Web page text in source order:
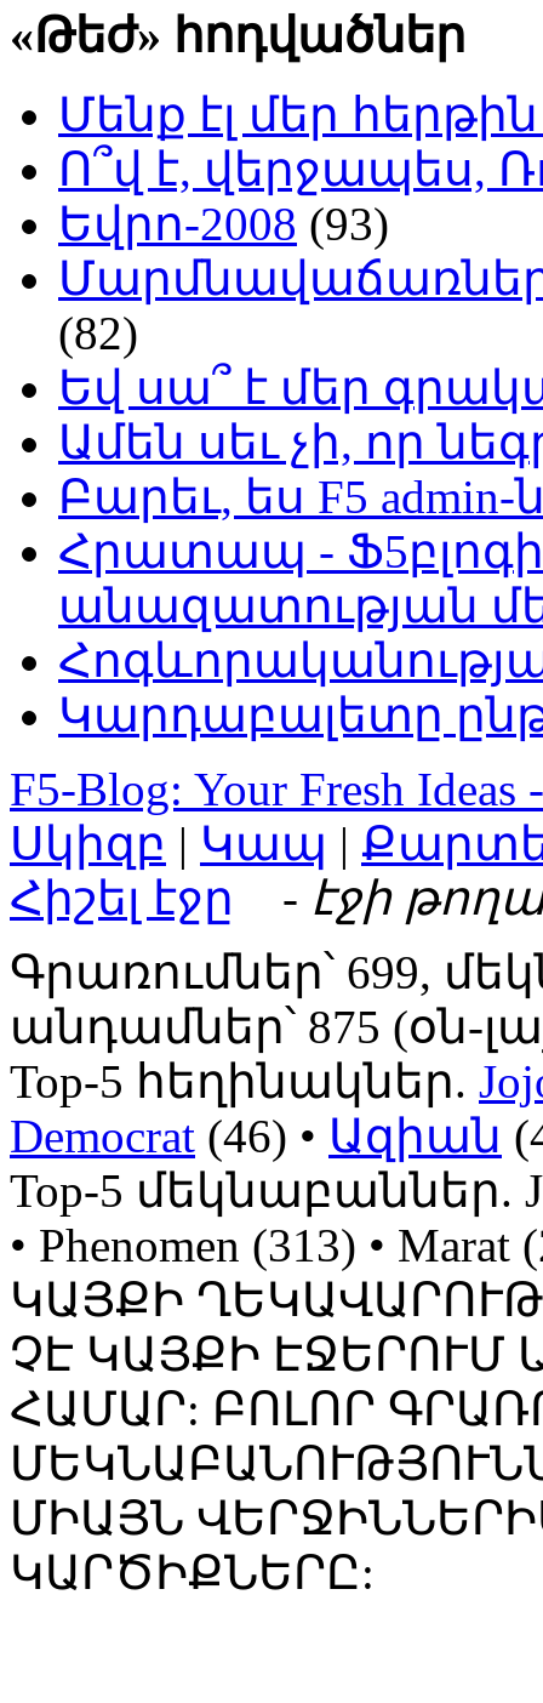
«Թեժ» հոդվածներ
Մենք էլ մեր
Ո՞վ է, վերջապես,
Եվրո-2008 (93)
Մարմնավաճառներ
(82)
Եվ սա՞ է մեր
Ամեն սեւ չի, որ
Բարեւ, ես F5 admin-
Հրատապ -
անազատության
Կարդաբալետը
F5-Blog: Your Fresh Ideas
Սկիզբ | Կապ |
Հիշել էջը
- էջի
Գրառումներ՝ 699,
անդամներ՝ 875 (օն-
Top-5 հեղինակներ.
Democrat (46) • Ազիան
Top-5 մեկնաբաններ.
• Phenomen (313) •
ԿԱՅՔԻ
ՉԷ ԿԱՅՔԻ
ՀԱՄԱՐ: ԲՈԼՈՐ
ՄԻԱՅՆ
ԿԱՐԾԻՔՆԵՐԸ: